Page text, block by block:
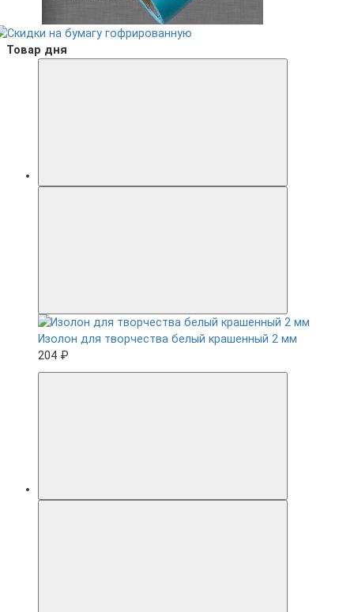
Товар дня
Изолон для творчества белый крашенный 2 мм
204 ₽